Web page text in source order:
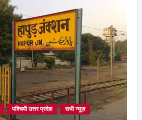
पश्चिमी उत्तर प्रदेश सभी न्यूज़